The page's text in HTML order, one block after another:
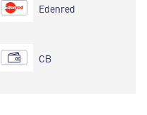
Edenred
CB